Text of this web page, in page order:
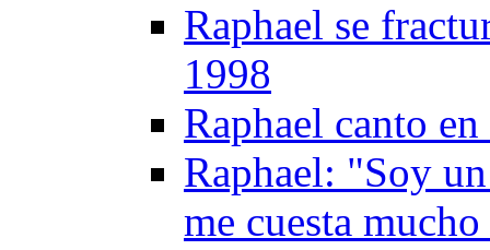
Raphael se
1998
Raphael canto
Raphael: "Soy
me cuesta